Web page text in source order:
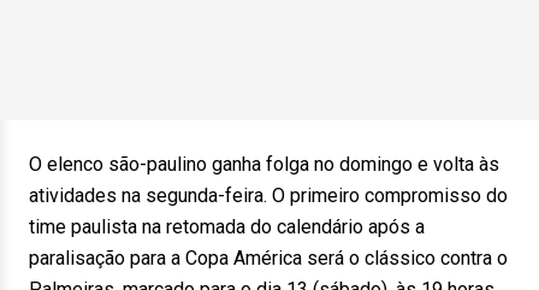
O elenco são-paulino ganha folga no domingo e volta às
atividades na segunda-feira. O primeiro compromisso do
time paulista na retomada do calendário após a
paralisação para a Copa América será o clássico contra o